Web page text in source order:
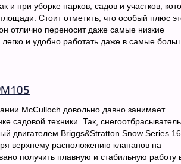
и при уборке парков, садов и участков,
Стоит отметить, что особый плюс
отлично переносит даже самые низкие
и удобно работать даже в самые
McCulloch довольно давно занимает
садовой техники. Так, снегоотбрасыватель
двигателем Briggs&Stratton Snow Series
верхнему расположению клапанов на
получить плавную и стабильную работу